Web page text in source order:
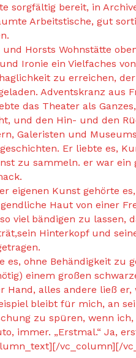
sorgfältig bereit, in
Arbeitstische, gut
und Horsts Wohnstätte
Ironie ein Vielfaches
zu erreichen,
Adventskranz aus
das Theater als
und den Hin- und den
Galeristen und
Er liebte es,
zu sammeln. er war ein
eigenen Kunst gehörte
Haut von einer
viel bändigen zu lassen,
Hinterkopf und
es, ohne Behändigkeit zu
einem großen
Hand, alles andere ließ
bleibt für mich, an
zu spüren, wenn
immer. „Erstmal.“ Ja,
vc_column][/